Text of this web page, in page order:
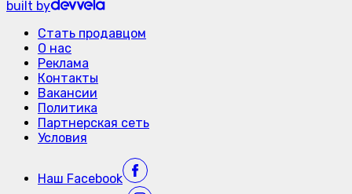
built by
Стать продавцом
О нас
Реклама
Контакты
Вакансии
Политика
Партнерская сеть
Условия
Наш Facebook